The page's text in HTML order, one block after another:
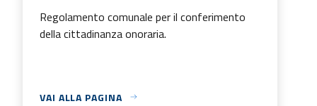
Regolamento comunale per il conferimento
della cittadinanza onoraria.
VAI ALLA PAGINA